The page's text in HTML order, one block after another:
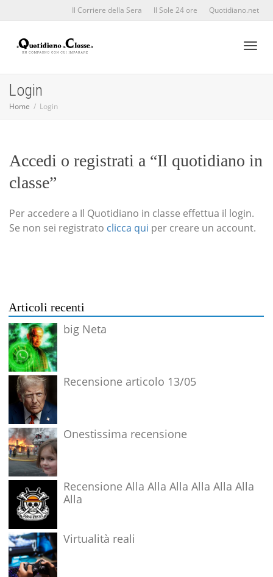
Il Corriere della Sera Il Sole 24 ore Quotidiano.net
Login
Home Login
Accedi o registrati a “Il quotidiano in
classe”
Per accedere a Il Quotidiano in classe effettua il login.
Se non sei registrato clicca qui per creare un account.
Articoli recenti
big Neta
Recensione articolo 13/05
Onestissima recensione
Recensione Alla Alla Alla Alla Alla Alla
Alla
Virtualità reali